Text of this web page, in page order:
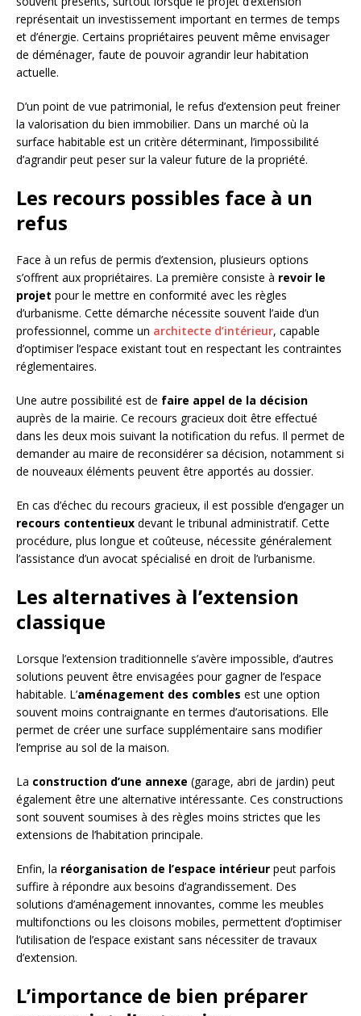
représentait un investissement important en termes de temps
et d’énergie. Certains propriétaires peuvent même envisager
de déménager, faute de pouvoir agrandir leur habitation
actuelle.
D’un point de vue patrimonial, le refus d’extension peut freiner
la valorisation du bien immobilier. Dans un marché où la
surface habitable est un critère déterminant, l’impossibilité
d’agrandir peut peser sur la valeur future de la propriété.
Les recours possibles face à un
refus
Face à un refus de permis d’extension, plusieurs options
s’offrent aux propriétaires. La première consiste à revoir le
projet pour le mettre en conformité avec les règles
d’urbanisme. Cette démarche nécessite souvent l’aide d’un
professionnel, comme un architecte d’intérieur, capable
d’optimiser l’espace existant tout en respectant les contraintes
réglementaires.
Une autre possibilité est de faire appel de la décision
auprès de la mairie. Ce recours gracieux doit être effectué
dans les deux mois suivant la notification du refus. Il permet de
demander au maire de reconsidérer sa décision, notamment si
de nouveaux éléments peuvent être apportés au dossier.
En cas d’échec du recours gracieux, il est possible d’engager un
recours contentieux devant le tribunal administratif. Cette
procédure, plus longue et coûteuse, nécessite généralement
l’assistance d’un avocat spécialisé en droit de l’urbanisme.
Les alternatives à l’extension
classique
Lorsque l’extension traditionnelle s’avère impossible, d’autres
solutions peuvent être envisagées pour gagner de l’espace
habitable. L’aménagement des combles est une option
souvent moins contraignante en termes d’autorisations. Elle
permet de créer une surface supplémentaire sans modifier
l’emprise au sol de la maison.
La construction d’une annexe (garage, abri de jardin) peut
également être une alternative intéressante. Ces constructions
sont souvent soumises à des règles moins strictes que les
extensions de l’habitation principale.
Enfin, la réorganisation de l’espace intérieur peut parfois
suffire à répondre aux besoins d’agrandissement. Des
solutions d’aménagement innovantes, comme les meubles
multifonctions ou les cloisons mobiles, permettent d’optimiser
l’utilisation de l’espace existant sans nécessiter de travaux
d’extension.
L’importance de bien préparer